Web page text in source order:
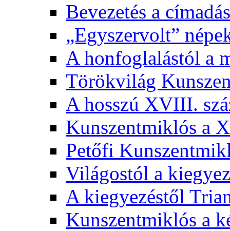
Bevezetés a
„Egyszervolt”
A honfoglalástól a
Törökvilág
A hosszú XVIII.
Kunszentmiklós a
Petőfi
Világostól a
A kiegyezéstől
Kunszentmiklós a